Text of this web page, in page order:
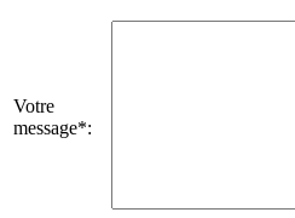
Votre
message*: